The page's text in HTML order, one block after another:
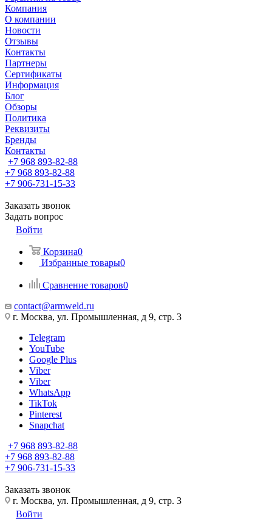
Компания
О компании
Новости
Отзывы
Контакты
Партнеры
Сертификаты
Информация
Блог
Обзоры
Политика
Реквизиты
Бренды
Контакты
+7 968 893-82-88
+7 968 893-82-88
+7 906-731-15-33
Заказать звонок
Задать вопрос
Войти
Корзина0
Избранные товары0
Сравнение товаров0
contact@armweld.ru
г. Москва, ул. Промышленная, д 9, стр. 3
Telegram
YouTube
Google Plus
Viber
Viber
WhatsApp
TikTok
Pinterest
Snapchat
+7 968 893-82-88
+7 968 893-82-88
+7 906-731-15-33
Заказать звонок
г. Москва, ул. Промышленная, д 9, стр. 3
Войти